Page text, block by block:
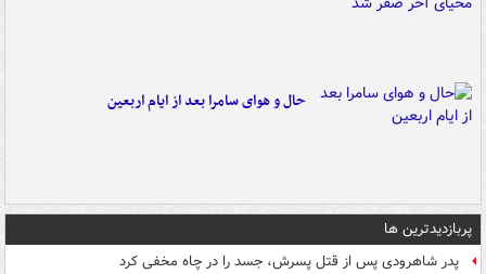
حال و هوای سامرا بعد از ایام اربعین
پربازدیدترین ها
پدر شاهرودی پس از قتل پسرش، جسد را در چاه مخفی کرد